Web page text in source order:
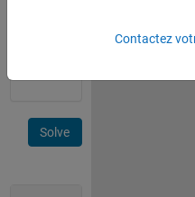
Solve
Contactez